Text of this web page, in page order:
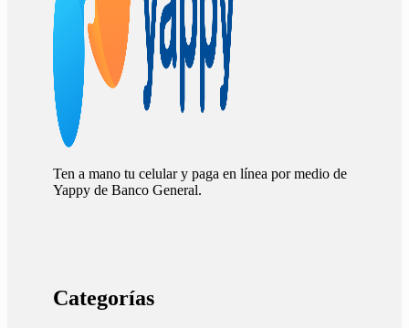
Ten a mano tu celular y paga en línea por medio de
Yappy de Banco General.
Categorías